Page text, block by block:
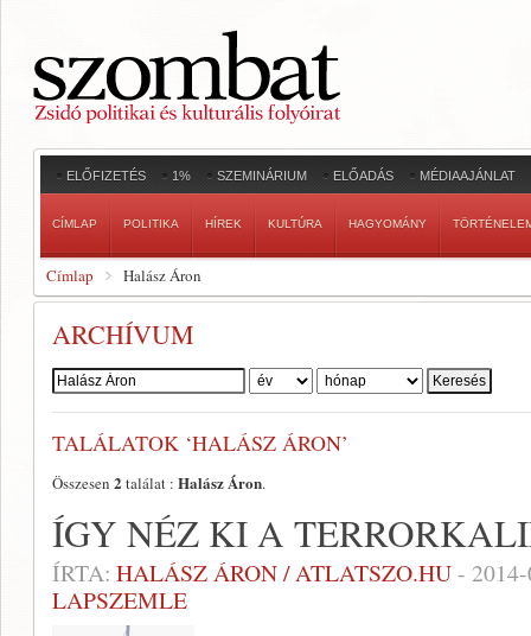
ELŐFIZETÉS 1% SZEMINÁRIUM ELŐADÁS MÉDIAAJÁNLAT
CÍMLAP POLITIKA HÍREK KULTÚRA HAGYOMÁNY
Címlap Halász Áron
ARCHÍVUM
Szerző:
TALÁLATOK ‘HALÁSZ ÁRON’
Összesen 2 találat : Halász Áron.
ÍGY NÉZ KI A
ÍRTA: HALÁSZ ÁRON / ATLATSZO.HU-
LAPSZEMLE